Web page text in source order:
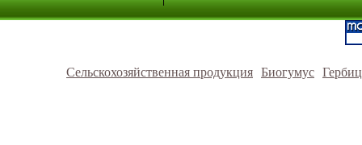
Сельскохозяйственная продукция Биогумус